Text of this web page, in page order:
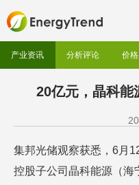
产业资讯 分析评论 价
20亿元，晶科能
集邦光储观察获悉，6月
控股子公司晶科能源（海